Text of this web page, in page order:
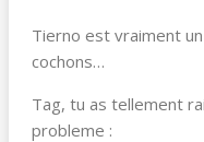
Tierno est vraiment
cochons…
Tag, tu as tellement
probleme :